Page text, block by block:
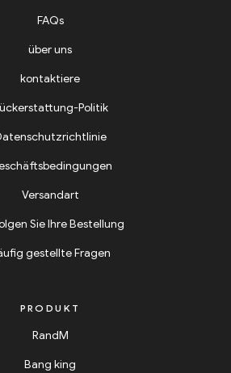
FAQs
über uns
kontaktiere
Politik
Versandart
Sie Ihre Bestellung
gestellte Fragen
PRODUKT
RandM
Bang king